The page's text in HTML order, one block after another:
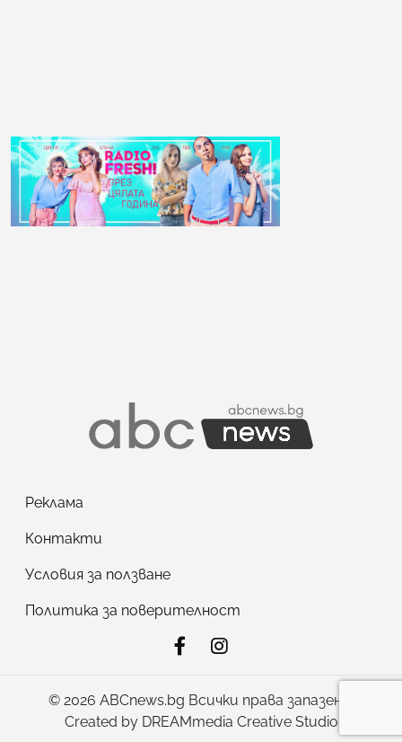
Реклама
Контакти
Условия за ползване
Политика за поверителност
© 2026 ABCnews.bg Всички права запазени!
Created by DREAMmedia Creative Studio